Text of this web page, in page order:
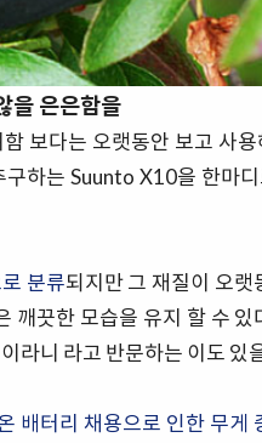
을 은은함을
보다는 오랫동안 보고 사
구하는 Suunto X10을 한마
분류되지만 그 재질이 오
깨끗한 모습을 유지 할 수
라니 라고 반문하는 이도 있
배터리 채용으로 인한 무게